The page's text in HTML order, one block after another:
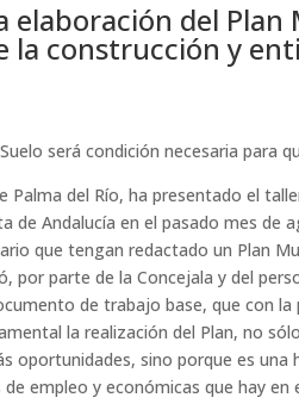
elaboración del
la construcción y
será condición necesaria
Palma del Río, ha presentado el
de Andalucía en el pasado mes
que tengan redactado un Plan
por parte de la Concejala y del
de trabajo base, que con
la realización del Plan, no
oportunidades, sino porque es
empleo y económicas que hay en